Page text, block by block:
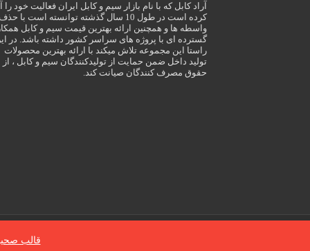
آراد کابل که با نام بازار سیم و کابل ایران فعالیت خود را
کرده است در طول 10 سال گذشته توانسته است با حذف
واسطه ها و همچنین ارائه بهترین قیمت سیم و کابل
گسترده ای با پروژه های سراسر کشور داشته باشد. در
راستا این مجموعه تلاش میکند با ارائه بهترین محصولات
تولید داخل ضمن حمایت از تولیدکنندگان سیم و کابل ، از
حقوق مصرف کنندگان صیانت کند.
قالب